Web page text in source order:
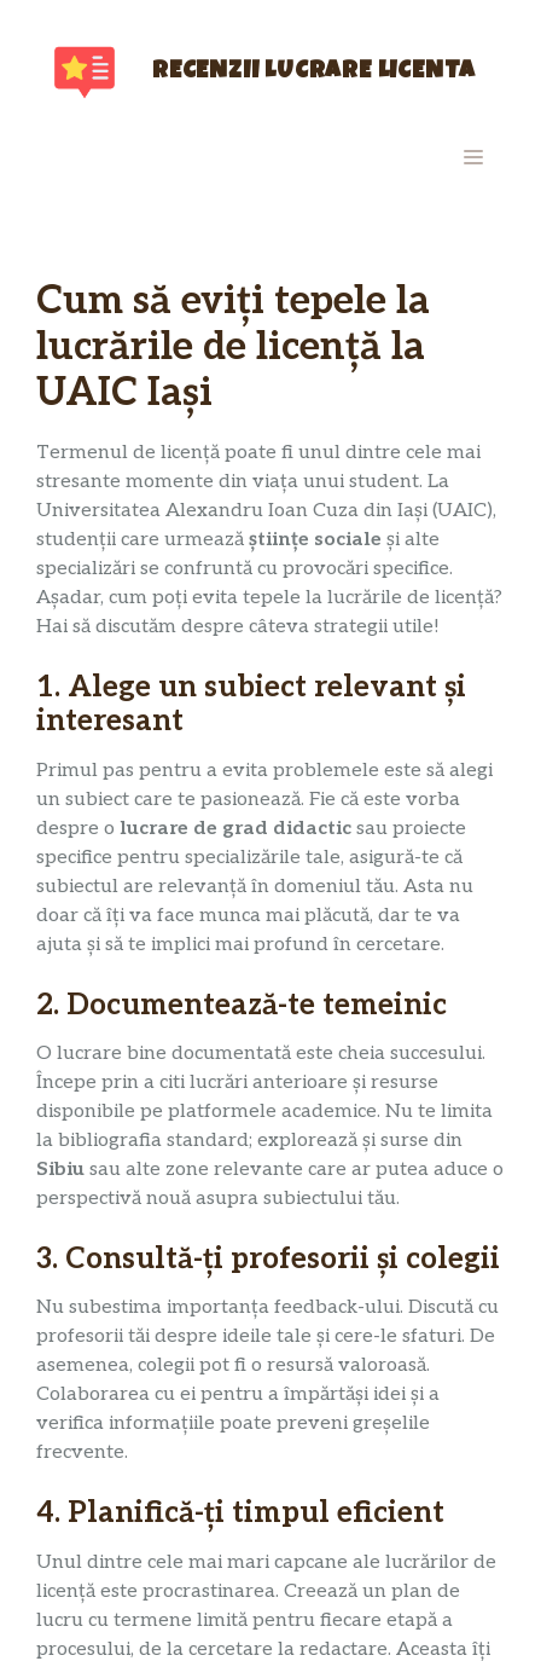
conținut
RECENZII LUCRARE LICENTA
MENIU
Cum să eviți tepele la
lucrările de licență la
UAIC Iași
Termenul de licență poate fi unul dintre cele mai
stresante momente din viața unui student. La
Universitatea Alexandru Ioan Cuza din Iași (UAIC),
studenții care urmează științe sociale și alte
specializări se confruntă cu provocări specifice.
Așadar, cum poți evita tepele la lucrările de licență?
Hai să discutăm despre câteva strategii utile!
1. Alege un subiect relevant și
interesant
Primul pas pentru a evita problemele este să alegi
un subiect care te pasionează. Fie că este vorba
despre o lucrare de grad didactic sau proiecte
specifice pentru specializările tale, asigură-te că
subiectul are relevanță în domeniul tău. Asta nu
doar că îți va face munca mai plăcută, dar te va
ajuta și să te implici mai profund în cercetare.
2. Documentează-te temeinic
O lucrare bine documentată este cheia succesului.
Începe prin a citi lucrări anterioare și resurse
disponibile pe platformele academice. Nu te limita
la bibliografia standard; explorează și surse din
Sibiu sau alte zone relevante care ar putea aduce o
perspectivă nouă asupra subiectului tău.
3. Consultă-ți profesorii și colegii
Nu subestima importanța feedback-ului. Discută cu
profesorii tăi despre ideile tale și cere-le sfaturi. De
asemenea, colegii pot fi o resursă valoroasă.
Colaborarea cu ei pentru a împărtăși idei și a
verifica informațiile poate preveni greșelile
frecvente.
4. Planifică-ți timpul eficient
Unul dintre cele mai mari capcane ale lucrărilor de
licență este procrastinarea. Creează un plan de
lucru cu termene limită pentru fiecare etapă a
procesului, de la cercetare la redactare. Aceasta îți